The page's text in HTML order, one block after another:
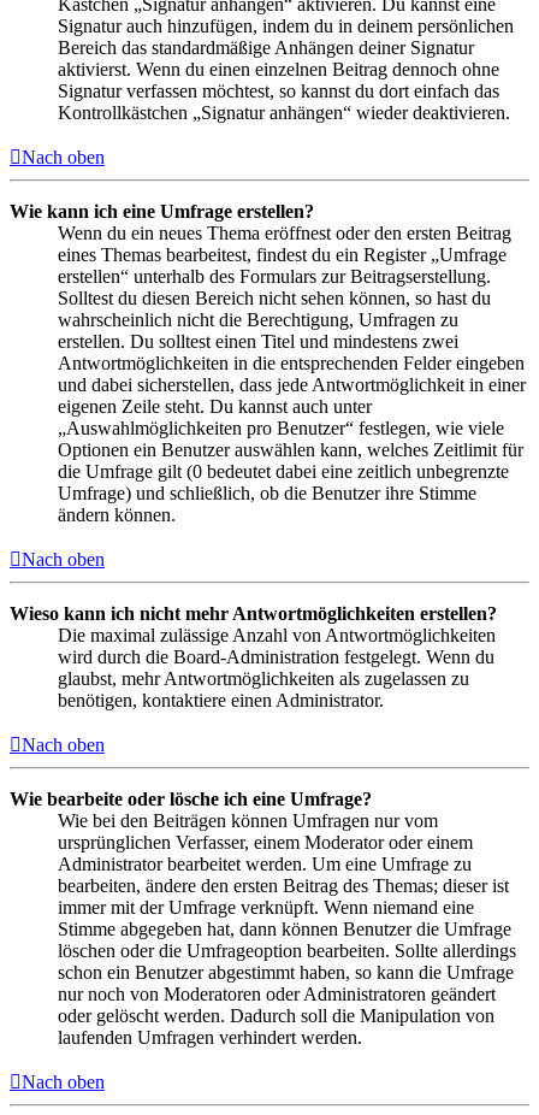
Kästchen „Signatur anhängen“ aktivieren. Du kannst eine
Signatur auch hinzufügen, indem du in deinem persönlichen
Bereich das standardmäßige Anhängen deiner Signatur
aktivierst. Wenn du einen einzelnen Beitrag dennoch ohne
Signatur verfassen möchtest, so kannst du dort einfach das
Kontrollkästchen „Signatur anhängen“ wieder deaktivieren.
Nach oben
Wie kann ich eine Umfrage erstellen?
Wenn du ein neues Thema eröffnest oder den ersten Beitrag
eines Themas bearbeitest, findest du ein Register „Umfrage
erstellen“ unterhalb des Formulars zur Beitragserstellung.
Solltest du diesen Bereich nicht sehen können, so hast du
wahrscheinlich nicht die Berechtigung, Umfragen zu
erstellen. Du solltest einen Titel und mindestens zwei
Antwortmöglichkeiten in die entsprechenden Felder eingeben
und dabei sicherstellen, dass jede Antwortmöglichkeit in einer
eigenen Zeile steht. Du kannst auch unter
„Auswahlmöglichkeiten pro Benutzer“ festlegen, wie viele
Optionen ein Benutzer auswählen kann, welches Zeitlimit für
die Umfrage gilt (0 bedeutet dabei eine zeitlich unbegrenzte
Umfrage) und schließlich, ob die Benutzer ihre Stimme
ändern können.
Nach oben
Wieso kann ich nicht mehr Antwortmöglichkeiten erstellen?
Die maximal zulässige Anzahl von Antwortmöglichkeiten
wird durch die Board-Administration festgelegt. Wenn du
glaubst, mehr Antwortmöglichkeiten als zugelassen zu
benötigen, kontaktiere einen Administrator.
Nach oben
Wie bearbeite oder lösche ich eine Umfrage?
Wie bei den Beiträgen können Umfragen nur vom
ursprünglichen Verfasser, einem Moderator oder einem
Administrator bearbeitet werden. Um eine Umfrage zu
bearbeiten, ändere den ersten Beitrag des Themas; dieser ist
immer mit der Umfrage verknüpft. Wenn niemand eine
Stimme abgegeben hat, dann können Benutzer die Umfrage
löschen oder die Umfrageoption bearbeiten. Sollte allerdings
schon ein Benutzer abgestimmt haben, so kann die Umfrage
nur noch von Moderatoren oder Administratoren geändert
oder gelöscht werden. Dadurch soll die Manipulation von
laufenden Umfragen verhindert werden.
Nach oben